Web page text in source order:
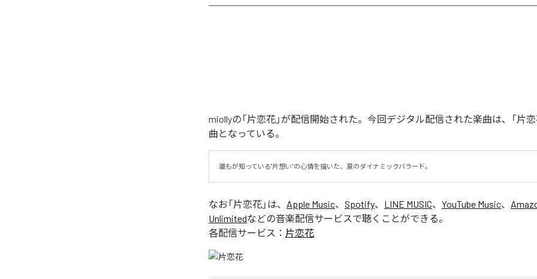
miollyの「片恋花」が配信開始された。今回デジタル配信された楽曲は、「片恋
曲となっている。
誰もが知っている"片想い”の心情を描いた、夏のダイナミックバラード。
なお「片恋花 」は、 Apple Music、 Spotify、 LINE MUSIC、 YouTube Music、
Unlimitedなどの音楽配信サービスで聴くことができる。
各配信サービス： 片恋花